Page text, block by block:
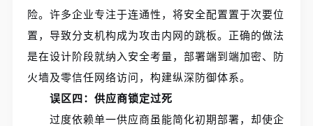
险。许多企业专注于连通性，将安全配置置于次要位
置，导致分支机构成为攻击内网的跳板。正确的做法
是在设计阶段就纳入安全考量，部署端到端加密、防
火墙及零信任网络访问，构建纵深防御体系。
误区四：供应商锁定过死
过度依赖单一供应商虽能简化初期部署，却使企